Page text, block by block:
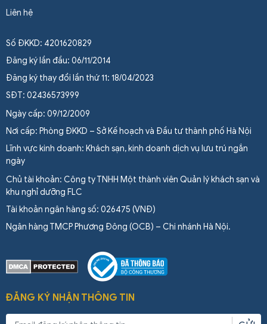
Liên hệ
Số ĐKKD: 4201620829
Đăng ký lần đầu: 06/11/2014
Đăng ký thay đổi lần thứ 11: 18/04/2023
SĐT: 02436573999
Ngày cấp: 09/12/2009
Nơi cấp: Phòng ĐKKD – Sở Kế hoạch và Đầu tư thành phố Hà Nội
Lĩnh vực kinh doanh: Khách sạn, kinh doanh dịch vụ lưu trú ngắn
ngày
Chủ tài khoản: Công ty TNHH Một thành viên Quản lý khách sạn và
khu nghỉ dưỡng FLC
Tài khoản ngân hàng số: 026475 (VNĐ)
Ngân hàng TMCP Phương Đông (OCB) – Chi nhánh Hà Nội.
ĐĂNG KÝ NHẬN THÔNG TIN